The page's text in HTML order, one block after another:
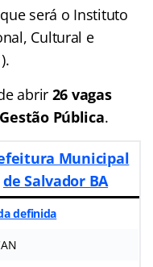
será o Instituto
Cultural e
abrir 26 vagas
Pública.
Municipal
de Salvador BA
definida